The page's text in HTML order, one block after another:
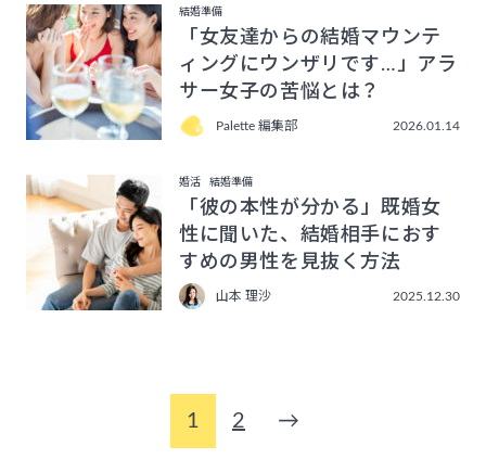
結婚準備
「女友達からの結婚マウンテ
ィングにウンザリです…」アラ
サー女子の苦悩とは？
Palette 編集部 2026.01.14
婚活 結婚準備
「彼の本性が分かる」既婚女
性に聞いた、結婚相手におす
すめの男性を見抜く方法
山本 理沙 2025.12.30
1 2 →